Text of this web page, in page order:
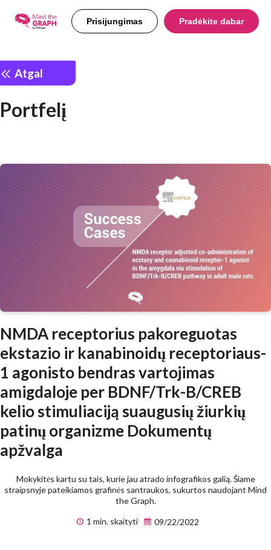
Prisijungimas Pradėkite dabar
Atgal
Portfelį
NMDA receptorius pakoreguotas
ekstazio ir kanabinoidų receptoriaus-
1 agonisto bendras vartojimas
amigdaloje per BDNF/Trk-B/CREB
kelio stimuliaciją suaugusių žiurkių
patinų organizme Dokumentų
apžvalga
Mokykitės kartu su tais, kurie jau atrado infografikos galią. Šiame
straipsnyje pateikiamos grafinės santraukos, sukurtos naudojant Mind
the Graph.
1 min. skaityti
09/22/2022